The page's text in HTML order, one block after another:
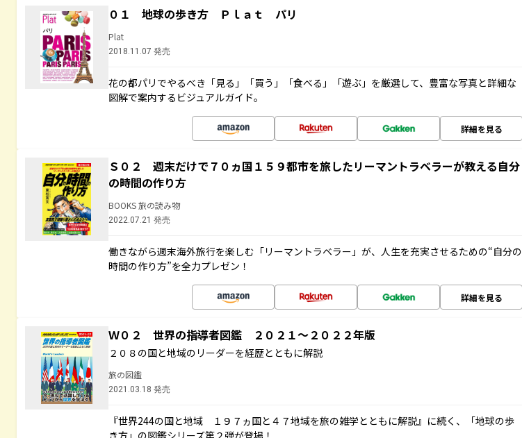
０１ 地球の歩き方 Ｐｌａｔ パリ
Plat
2018.11.07 発売
花の都パリでやるべき「見る」「買う」「食べる」「遊ぶ」を厳選して、豊富な写真と詳細な
図解で案内するビジュアルガイド。
詳細を見る
Ｓ０２ 週末だけで７０ヵ国１５９都市を旅したリーマントラベラーが教える自分
の時間の作り方
BOOKS 旅の読み物
2022.07.21 発売
働きながら週末海外旅行を楽しむ「リーマントラベラー」が、人生を充実させるための“自分の
時間の作り方”を全力プレゼン！
詳細を見る
Ｗ０２ 世界の指導者図鑑 ２０２１～２０２２年版
２０８の国と地域のリーダーを経歴とともに解説
旅の図鑑
2021.03.18 発売
『世界244の国と地域 １９７ヵ国と４７地域を旅の雑学とともに解説』に続く、「地球の歩
き方」の図鑑シリーズ第２弾が登場！